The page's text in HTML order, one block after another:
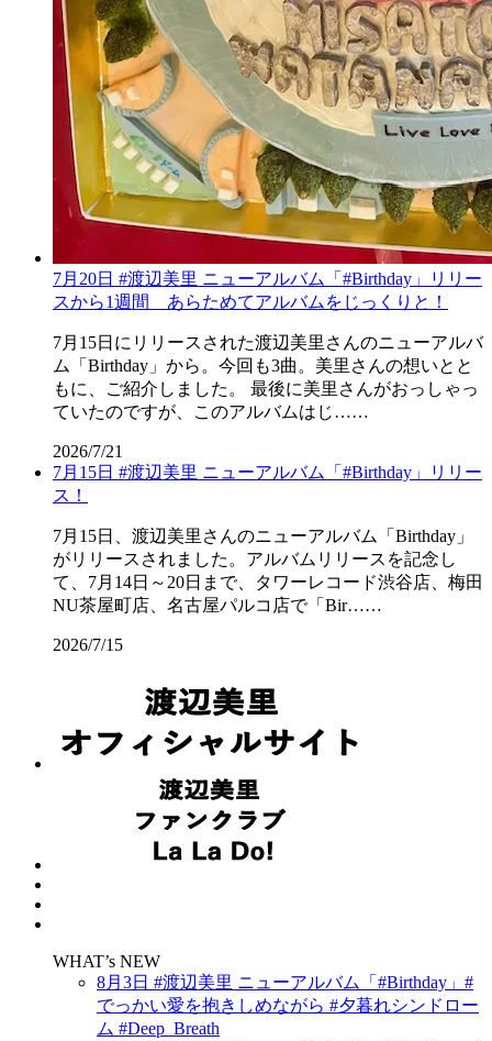
7月20日 #渡辺美里 ニューアルバム「#Birthday」リリー
スから1週間 あらためてアルバムをじっくりと！
7月15日にリリースされた渡辺美里さんのニューアルバ
ム「Birthday」から。今回も3曲。美里さんの想いとと
もに、ご紹介しました。 最後に美里さんがおっしゃっ
ていたのですが、このアルバムはじ……
2026/7/21
7月15日 #渡辺美里 ニューアルバム「#Birthday」リリー
ス！
7月15日、渡辺美里さんのニューアルバム「Birthday」
がリリースされました。アルバムリリースを記念し
て、7月14日～20日まで、タワーレコード渋谷店、梅田
NU茶屋町店、名古屋パルコ店で「Bir……
2026/7/15
WHAT’s NEW
8月3日 #渡辺美里 ニューアルバム「#Birthday」#
でっかい愛を抱きしめながら #夕暮れシンドロー
ム #Deep_Breath